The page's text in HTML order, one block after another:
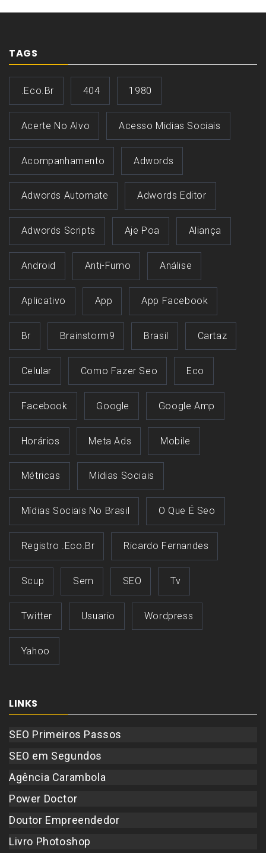
TAGS
.eco.br 404 1980
Acerte No Alvo Acesso Midias Sociais
Acompanhamento Adwords
Adwords Automate Adwords Editor
Adwords Scripts Aje Poa Aliança
Android Anti-Fumo Análise
Aplicativo App App Facebook
Br Brainstorm9 Brasil Cartaz
Celular Como Fazer Seo Eco
Facebook Google Google Amp
Horários Meta Ads Mobile
Métricas Mídias Sociais
Mídias Sociais No Brasil O Que É Seo
Registro .eco.br Ricardo Fernandes
Scup Sem SEO Tv
Twitter Usuario Wordpress
Yahoo
LINKS
SEO Primeiros Passos
SEO em Segundos
Agência Carambola
Power Doctor
Doutor Empreendedor
Livro Photoshop